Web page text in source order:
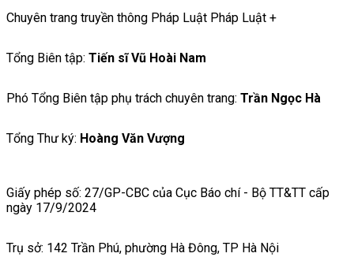
Chuyên trang truyền thông Pháp Luật Pháp Luật +
Tổng Biên tập: Tiến sĩ Vũ Hoài Nam
Phó Tổng Biên tập phụ trách chuyên trang: Trần Ngọc Hà
Tổng Thư ký: Hoàng Văn Vượng
Giấy phép số: 27/GP-CBC của Cục Báo chí - Bộ TT&TT cấp
ngày 17/9/2024
Trụ sở: 142 Trần Phú, phường Hà Đông, TP Hà Nội